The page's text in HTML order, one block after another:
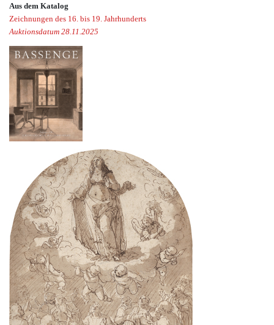
Aus dem Katalog
Zeichnungen des 16. bis 19. Jahrhunderts
Auktionsdatum 28.11.2025